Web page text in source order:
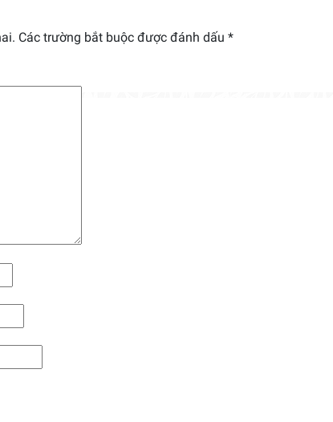
Các trường bắt buộc được đánh dấu *